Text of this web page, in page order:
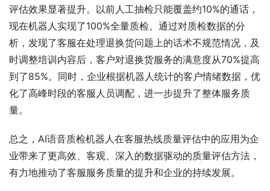
评估效果显著提升。以前人工抽检只能覆盖约10%的通话，
现在机器人实现了100%全量质检。通过对质检数据的分
析，发现了客服在处理退换货问题上的话术不规范情况，及
时调整培训内容后，客户对退换货服务的满意度从70%提高
到了85%。同时，企业根据机器人统计的客户情绪数据，优
化了高峰时段的客服人员调配，进一步提升了整体服务质
量。
总之，AI语音质检机器人在客服热线质量评估中的应用为企
业带来了更高效、客观、深入的数据驱动的质量评估方法，
有力地推动了客服服务质量的提升和企业的持续发展。